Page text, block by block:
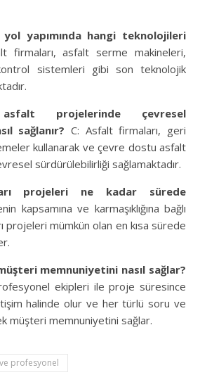
yapımında hangi teknolojileri
firmaları, asfalt serme makineleri,
sistemleri gibi son teknolojik
projelerinde çevresel
sağlanır? C: Asfalt firmaları, geri
kullanarak ve çevre dostu asfalt
sürdürülebilirliği sağlamaktadır.
projeleri ne kadar sürede
kapsamına ve karmaşıklığına bağlı
projeleri mümkün olan en kısa sürede
memnuniyetini nasıl sağlar?
ekipleri ile proje süresince
halinde olur ve her türlü soru ve
müşteri memnuniyetini sağlar.
profesyonel